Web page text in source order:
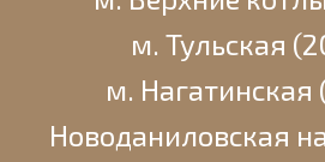
м. Тульская
м. Нагатинская
Новоданиловская